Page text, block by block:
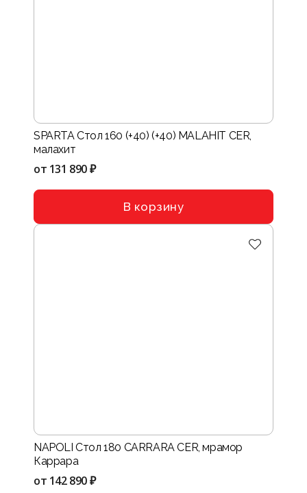
SPARTA Стол 160 (+40) (+40) MALAHIT CER,
малахит
от 131 890 ₽
В корзину
NAPOLI Стол 180 CARRARA CER, мрамор
Каррара
от 142 890 ₽